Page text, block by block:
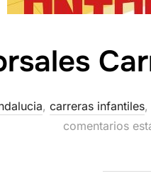
, carreras infantiles,
comentarios